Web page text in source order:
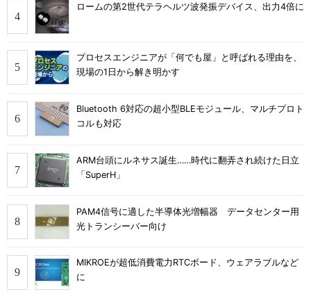
ロームの第2世代テラヘルツ波発振デバイス、出力4倍に
プロセスエンジニアが「何でも屋」と呼ばれる理由を、
現場の1日から解き明かす
Bluetooth 6対応の超小型BLEモジュール、マルチプロト
コルも対応
ARM台頭にルネサス誕生……時代に翻弄され続けた日立
「SuperH」
PAM4信号に適した半導体光増幅器 データセンター用
光トランシーバー向け
MIKROEが超低消費電力RTCボード、ウェアラブルなど
に